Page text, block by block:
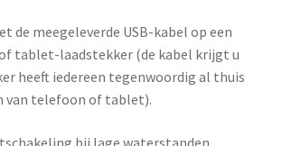
de meegeleverde USB-kabel op een
tablet-laadstekker (de kabel krijgt u
heeft iedereen tegenwoordig al thuis
van telefoon of tablet).
bij lage waterstanden.